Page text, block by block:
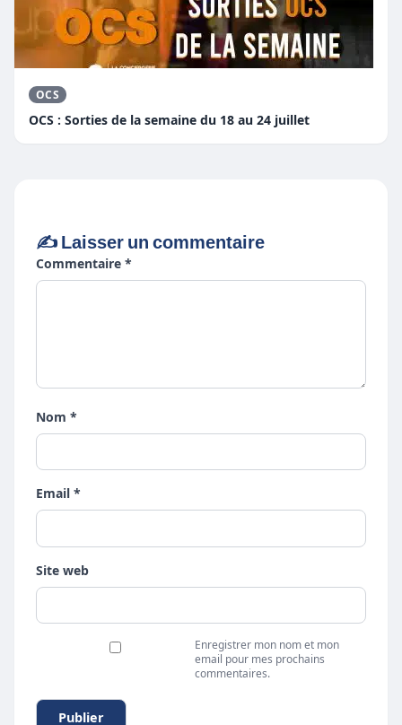
OCS
OCS : Sorties de la semaine du 18 au 24 juillet
✍️ Laisser un commentaire
Commentaire *
Nom *
Email *
Site web
Enregistrer mon nom et mon
email pour mes prochains
commentaires.